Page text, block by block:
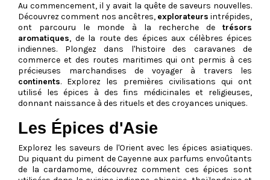
Au commencement, il y avait la quête de saveurs nouvelles.
Découvrez comment nos ancêtres, explorateurs intrépides,
ont parcouru le monde à la recherche de trésors
aromatiques, de la route des épices aux célèbres épices
indiennes. Plongez dans l'histoire des caravanes de
commerce et des routes maritimes qui ont permis à ces
précieuses marchandises de voyager à travers les
continents. Explorez les premières civilisations qui ont
utilisé les épices à des fins médicinales et religieuses,
donnant naissance à des rituels et des croyances uniques.
Les Épices d'Asie
Explorez les saveurs de l'Orient avec les épices asiatiques.
Du piquant du piment de Cayenne aux parfums envoûtants
de la cardamome, découvrez comment ces épices sont